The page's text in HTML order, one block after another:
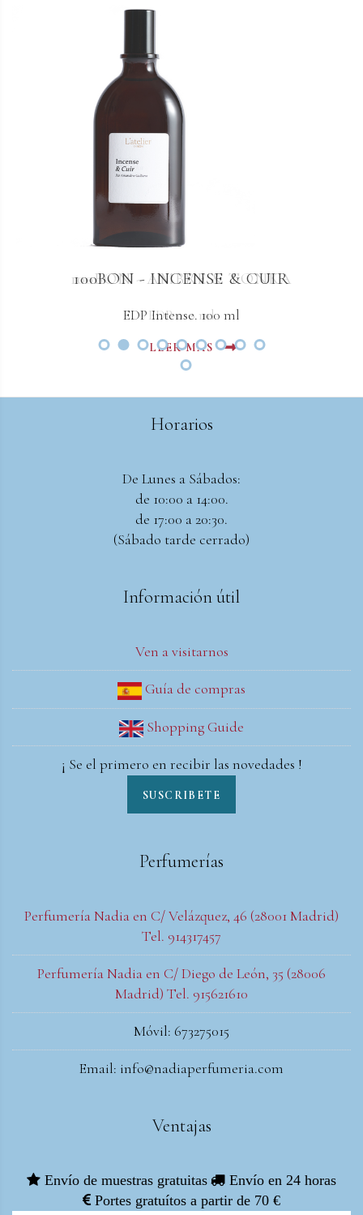
100BON - INCENSE & CUIR
EDP Intense. 100 ml
LEER MAS
100BON - AMBRE & TONKA
EDP 100 ml
LEER MAS
Horarios
De Lunes a Sábados:
de 10:00 a 14:00.
de 17:00 a 20:30.
(Sábado tarde cerrado)
Información útil
Ven a visitarnos
Guía de compras
Shopping Guide
¡ Se el primero en recibir las novedades !
SUSCRIBETE
Perfumerías
Perfumería Nadia en C/ Velázquez, 46 (28001 Madrid)
Tel. 914317457
Perfumería Nadia en C/ Diego de León, 35 (28006
Madrid) Tel. 915621610
Móvil: 673275015
Email: info@nadiaperfumeria.com
Ventajas
Envío de muestras gratuitas
Envío en 24 horas
Portes gratuítos a partir de 70 €